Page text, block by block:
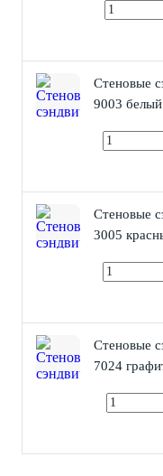
Стеновые
9003 белый
Стеновые
3005
Стеновые
7024